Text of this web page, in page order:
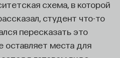
схема, в которой
студент что-то
пересказать это
оставляет места для
собственно? Есть
понятие трудной
очень много как будто
тоже могут быть